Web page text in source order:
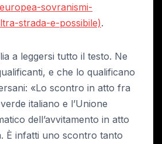
sovranismi-
strada-e-possibile).
a leggersi tutto il testo. Ne
e che lo qualificano
«Lo scontro in atto fra
italiano e l’Unione
dell’avvitamento in atto
È infatti uno scontro tanto